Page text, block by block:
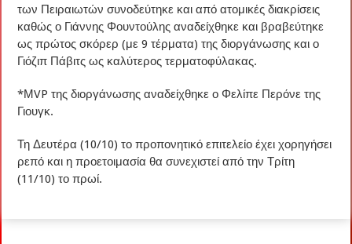
των Πειραιωτών συνοδεύτηκε και από ατομικές διακρίσεις
καθώς ο Γιάννης Φουντούλης αναδείχθηκε και βραβεύτηκε
ως πρώτος σκόρερ (με 9 τέρματα) της διοργάνωσης και ο
Γιόζιπ Πάβιτς ως καλύτερος τερματοφύλακας.
*ΜVP της διοργάνωσης αναδείχθηκε ο Φελίπε Περόνε της
Γιουγκ.
Τη Δευτέρα (10/10) το προπονητικό επιτελείο έχει χορηγήσει
ρεπό και η προετοιμασία θα συνεχιστεί από την Τρίτη
(11/10) το πρωί.